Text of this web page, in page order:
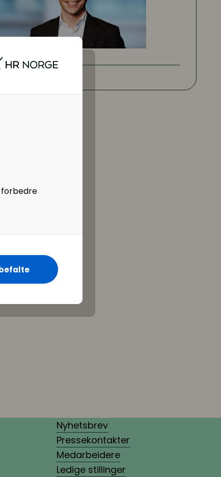
forbedre
Nyhetsbrev
Pressekontakter
Medarbeidere
Ledige stillinger